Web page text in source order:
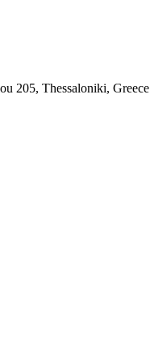
205, Thessaloniki, Greece